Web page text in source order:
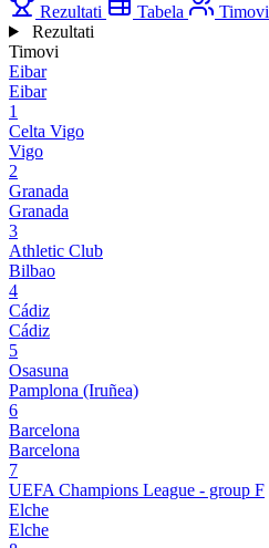
Rezultati Tabela Timovi
Rezultati
Timovi
Eibar
Eibar
1
Celta Vigo
Vigo
2
Granada
Granada
3
Athletic Club
Bilbao
4
Cádiz
Cádiz
5
Osasuna
Pamplona (Iruñea)
6
Barcelona
Barcelona
7
UEFA Champions League - group F
Elche
Elche